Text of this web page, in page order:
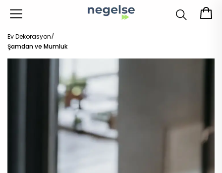
Ev Dekorasyon
Şamdan ve Mumluk